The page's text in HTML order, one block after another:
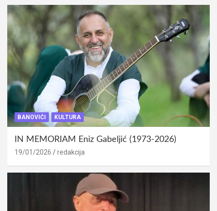
BANOVIĆI KULTURA
IN MEMORIAM Eniz Gabeljić (1973-2026)
19/01/2026 redakcija